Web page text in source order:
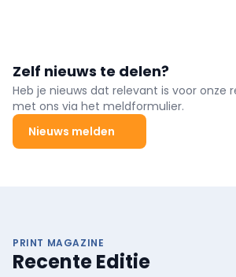
Zelf nieuws te delen?
Heb je nieuws dat relevant is voor onze
met ons via het meldformulier.
Nieuws melden
PRINT MAGAZINE
Recente Editie